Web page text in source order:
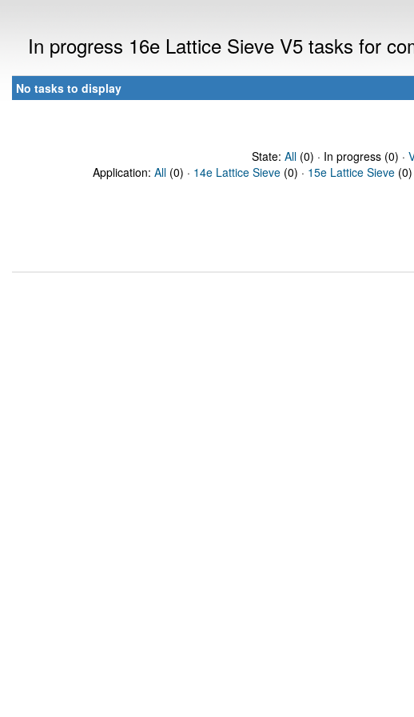
In progress 16e Lattice Sieve V5 tasks for
No tasks to display
State: All(0) · In progress (0) ·
Application: All (0) · 14e Lattice Sieve (0) · 15e Lattice Sieve (0)